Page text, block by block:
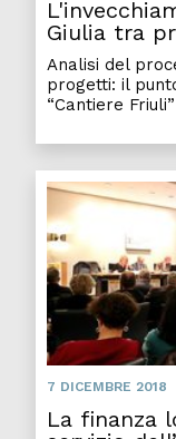
Giulia tra
Analisi del
progetti: il
“Cantiere
7 DICEMBRE 2018
La finanza